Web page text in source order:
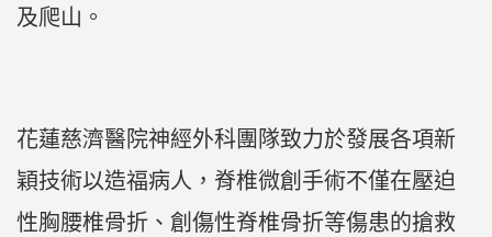
及爬山。
花蓮慈濟醫院神經外科團隊致力於發展各項新
穎技術以造福病人，脊椎微創手術不僅在壓迫
性胸腰椎骨折、創傷性脊椎骨折等傷患的搶救